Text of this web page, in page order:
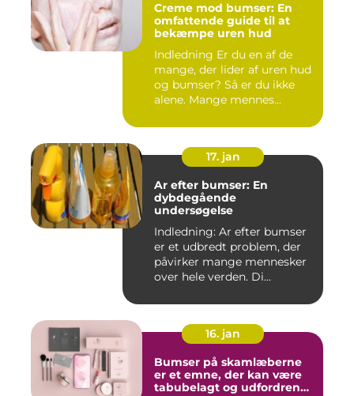
Creme mod bumser: En
omfattende guide til at
bekæmpe uren hud
Indledning Er du en af de
mange, der lider af uren hud
og bumser? Så er du ikke
alene. Mange mennes...
17. jan
Ar efter bumser: En
dybdegående
undersøgelse
Indledning: Ar efter bumser
er et udbredt problem, der
påvirker mange mennesker
over hele verden. Di...
16. jan
Bumser på skamlæberne
er et emne, der kan være
tabubelagt og udfordrende